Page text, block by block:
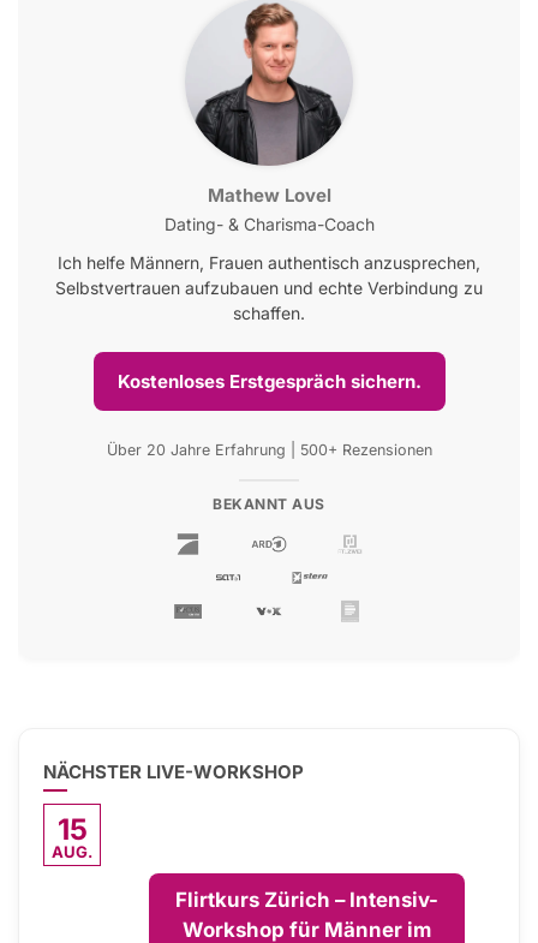
Mathew Lovel
Dating- & Charisma-Coach
Ich helfe Männern, Frauen authentisch anzusprechen,
Selbstvertrauen aufzubauen und echte Verbindung zu
schaffen.
Kostenloses Erstgespräch sichern.
Über 20 Jahre Erfahrung | 500+ Rezensionen
BEKANNT AUS
NÄCHSTER LIVE-WORKSHOP
15
AUG.
Flirtkurs Zürich – Intensiv-
Workshop für Männer im